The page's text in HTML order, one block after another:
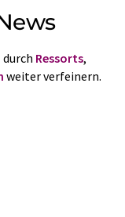
Ressorts,
weiter verfeinern.